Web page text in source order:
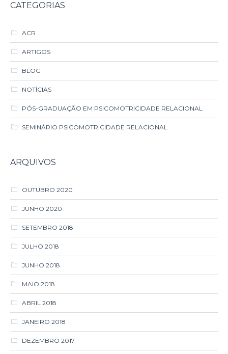
CATEGORIAS
ACR
ARTIGOS
BLOG
NOTÍCIAS
PÓS-GRADUAÇÃO EM PSICOMOTRICIDADE RELACIONAL
SEMINÁRIO PSICOMOTRICIDADE RELACIONAL
ARQUIVOS
OUTUBRO 2020
JUNHO 2020
SETEMBRO 2018
JULHO 2018
JUNHO 2018
MAIO 2018
ABRIL 2018
JANEIRO 2018
DEZEMBRO 2017